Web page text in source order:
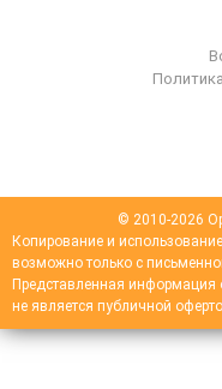
© 2010-2026
Копирование и
возможно только с
Представленная информация
не является публичной